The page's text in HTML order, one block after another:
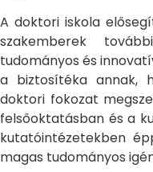
A doktori iskola
szakemberek
tudományos és
a biztosítéka annak,
doktori fokozat
felsőoktatásban és a
kutatóintézetekben
magas tudományos